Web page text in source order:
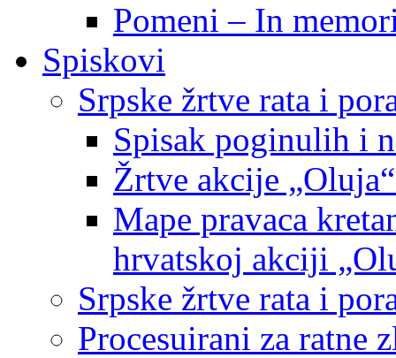
Pomeni – In
Spiskovi
Srpske žrtve rata i
Spisak poginulih i
Žrtve akcije
Mape pravaca
hrvatskoj akciji
Srpske žrtve rata i
Procesuirani za ratne